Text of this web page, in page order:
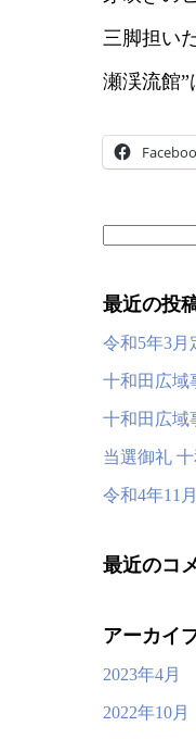
三脚担い
瀬渓流館”
最近の投
令和5年3
十和田広
十和田広
当選御礼
令和4年11
最近のコ
アーカイ
2023年4月
2022年10月